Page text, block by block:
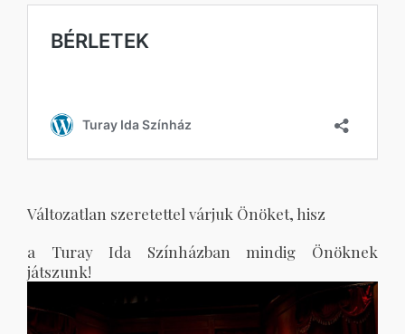
Változatlan szeretettel várjuk Önöket, hisz
a Turay Ida Színházban mindig Önöknek
játszunk!